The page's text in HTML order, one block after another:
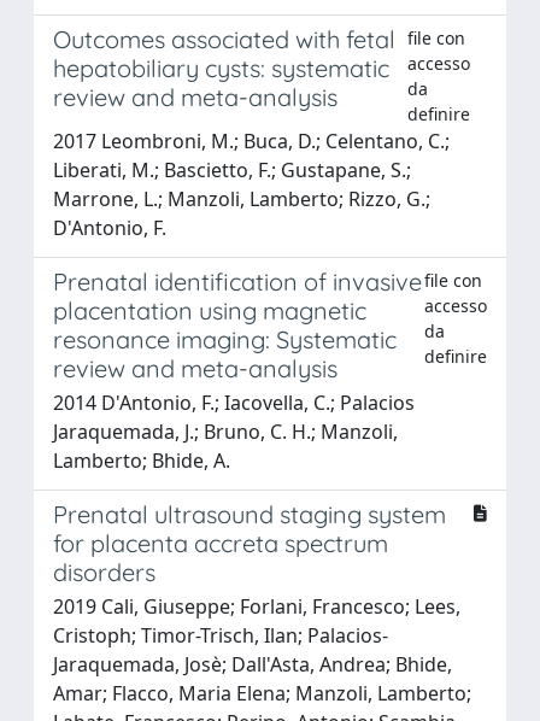
Outcomes associated with fetal
hepatobiliary cysts: systematic
review and meta-analysis
file con
accesso
da
definire
2017 Leombroni, M.; Buca, D.; Celentano, C.;
Liberati, M.; Bascietto, F.; Gustapane, S.;
Marrone, L.; Manzoli, Lamberto; Rizzo, G.;
D'Antonio, F.
Prenatal identification of invasive
placentation using magnetic
resonance imaging: Systematic
review and meta-analysis
file con
accesso
da
definire
2014 D'Antonio, F.; Iacovella, C.; Palacios
Jaraquemada, J.; Bruno, C. H.; Manzoli,
Lamberto; Bhide, A.
Prenatal ultrasound staging system
for placenta accreta spectrum
disorders
2019 Cali, Giuseppe; Forlani, Francesco; Lees,
Cristoph; Timor-Trisch, Ilan; Palacios-
Jaraquemada, Josè; Dall'Asta, Andrea; Bhide,
Amar; Flacco, Maria Elena; Manzoli, Lamberto;